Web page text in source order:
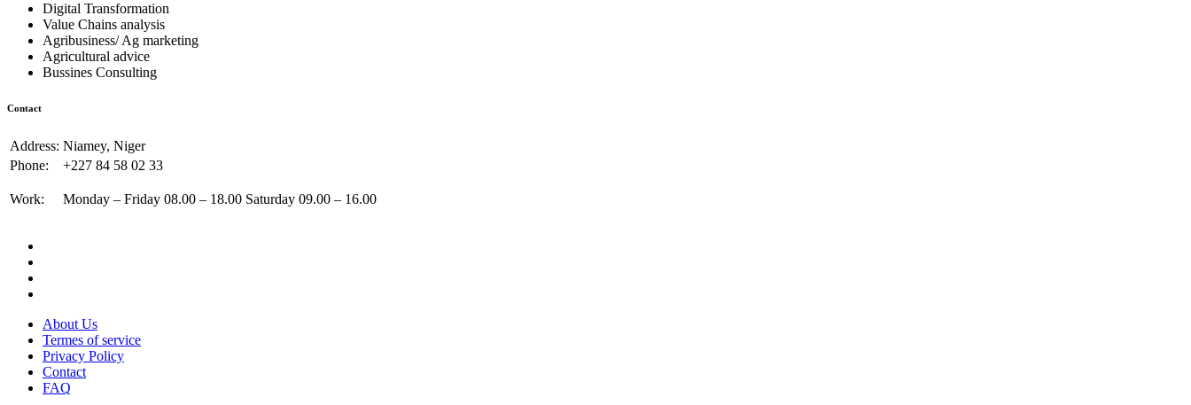
Digital Transformation
Value Chains analysis
Agribusiness/ Ag marketing
Agricultural advice
Bussines Consulting
Contact
Address: Niamey, Niger
Phone:
+227 84 58 02 33
Work: Monday – Friday 08.00 – 18.00 Saturday 09.00 – 16.00
About Us
Termes of service
Privacy Policy
Contact
FAQ